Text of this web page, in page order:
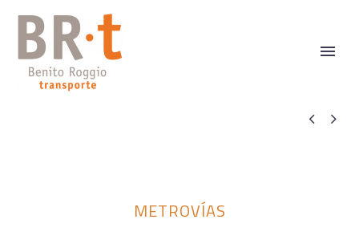
 
METROVÍAS